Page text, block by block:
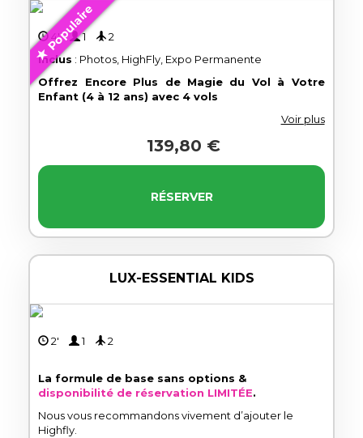
Populaire
4' 1
2
Inclus : Photos, HighFly, Expo Permanente
Offrez Encore Plus de Magie du Vol à Votre
Enfant (4 à 12 ans) avec 4 vols
Voir plus
139,80 €
RÉSERVER
LUX-ESSENTIAL KIDS
2' 1 2
La formule de base sans options &
disponibilité de réservation LIMITÉE.
Nous vous recommandons vivement d’ajouter le
Highfly.